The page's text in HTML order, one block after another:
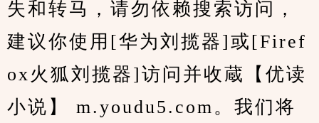
失和转马，请勿依赖搜索访问，
建议你使用[华为刘揽器]或[Firef
ox火狐刘揽器]访问并收蔵【优读
小说】 m.youdu5.com。我们将